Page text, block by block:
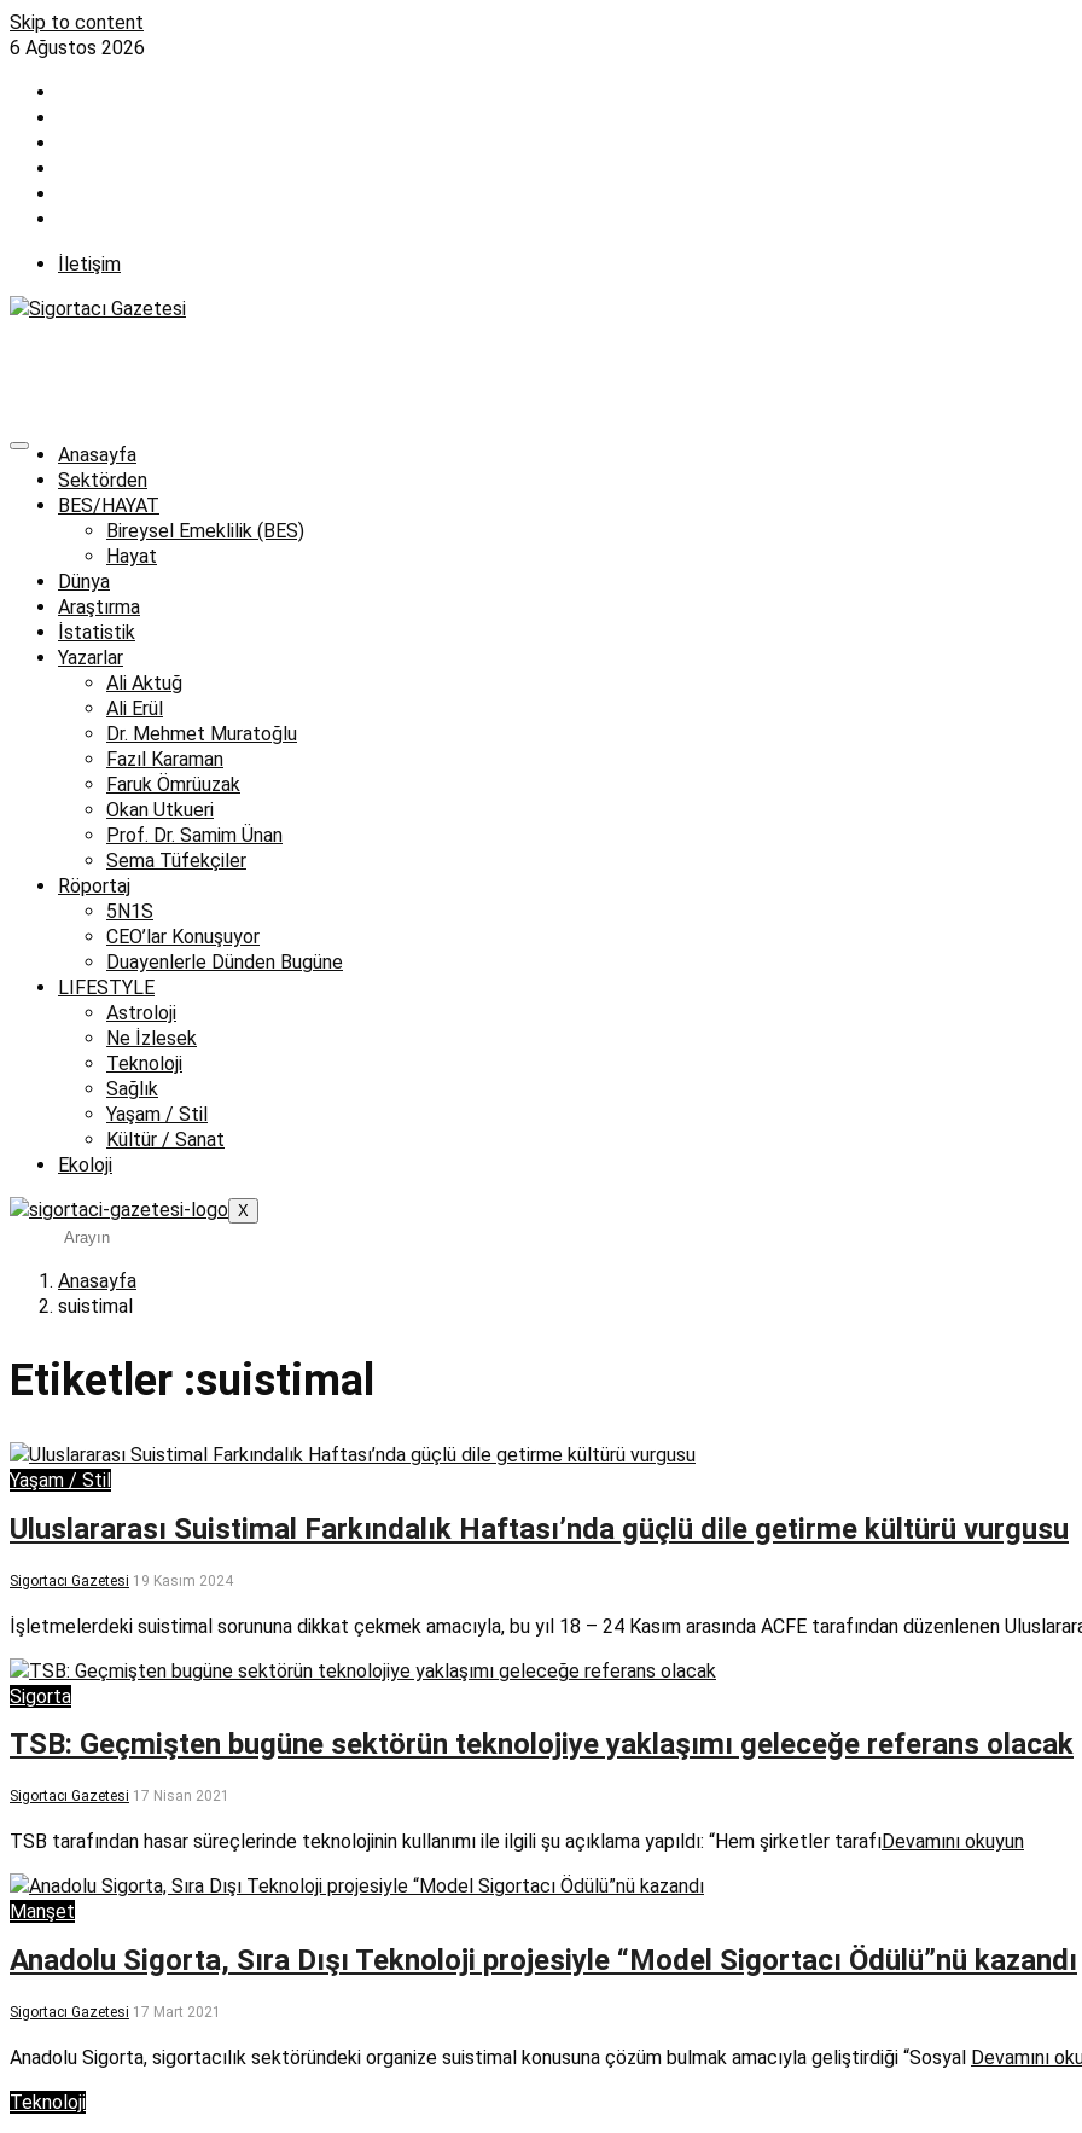
Skip to content
6 Ağustos 2026
İletişim
Anasayfa
Sektörden
BES/HAYAT
Bireysel Emeklilik (BES)
Hayat
Dünya
Araştırma
İstatistik
Yazarlar
Ali Aktuğ
Ali Erül
Dr. Mehmet Muratoğlu
Fazıl Karaman
Faruk Ömrüuzak
Okan Utkueri
Prof. Dr. Samim Ünan
Sema Tüfekçiler
Röportaj
5N1S
CEO’lar Konuşuyor
Duayenlerle Dünden Bugüne
LIFESTYLE
Astroloji
Ne İzlesek
Teknoloji
Sağlık
Yaşam / Stil
Kültür / Sanat
Ekoloji
X
Anasayfa
suistimal
Etiketler :suistimal
Yaşam / Stil
Uluslararası Suistimal Farkındalık Haftası’nda güçlü dile getirme kültürü vurgusu
Sigortacı Gazetesi 19 Kasım 2024
İşletmelerdeki suistimal sorununa dikkat çekmek amacıyla, bu yıl 18 – 24 Kasım arasında ACFE tarafından düzenlenen
Sigorta
TSB: Geçmişten bugüne sektörün teknolojiye yaklaşımı geleceğe referans olacak
Sigortacı Gazetesi 17 Nisan 2021
TSB tarafından hasar süreçlerinde teknolojinin kullanımı ile ilgili şu açıklama yapıldı: “Hem şirketler tarafıDevamını okuyun
Manşet
Anadolu Sigorta, Sıra Dışı Teknoloji projesiyle “Model Sigortacı Ödülü”nü kazandı
Sigortacı Gazetesi 17 Mart 2021
Anadolu Sigorta, sigortacılık sektöründeki organize suistimal konusuna çözüm bulmak amacıyla geliştirdiği “Sosyal Devamını
Teknoloji